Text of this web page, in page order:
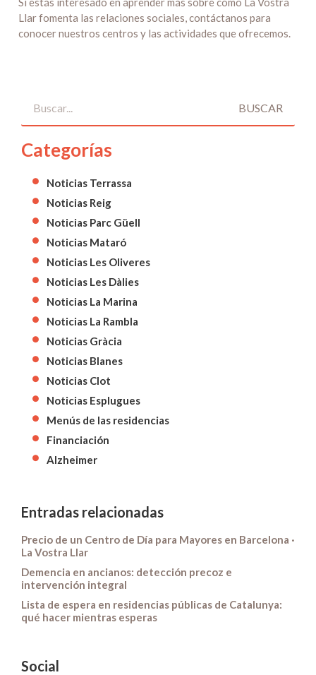
Llar fomenta las relaciones sociales, contáctanos para
conocer nuestros centros y las actividades que ofrecemos.
BUSCAR
Categorías
Noticias Terrassa
Noticias Reig
Noticias Parc Güell
Noticias Mataró
Noticias Les Oliveres
Noticias Les Dàlies
Noticias La Marina
Noticias La Rambla
Noticias Gràcia
Noticias Blanes
Noticias Clot
Noticias Esplugues
Menús de las residencias
Financiación
Alzheimer
Entradas relacionadas
Precio de un Centro de Día para Mayores en Barcelona ·
La Vostra Llar
Demencia en ancianos: detección precoz e
intervención integral
Lista de espera en residencias públicas de Catalunya:
qué hacer mientras esperas
Social